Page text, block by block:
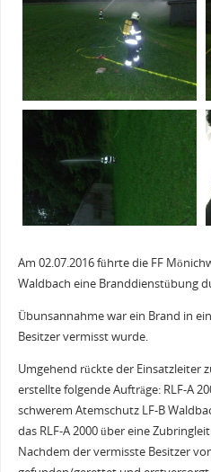
Am 02.07.2016 führte die FF
Waldbach eine Branddienstübung
Übunsannahme war ein Brand in
Besitzer vermisst wurde.
Umgehend rückte der Einsatzleiter
erstellte folgende Aufträge: RLF-A
schwerem Atemschutz LF-B
das RLF-A 2000 über eine
Nachdem der vermisste Besitzer